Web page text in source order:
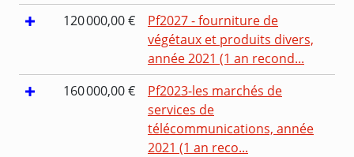
120 000,00 €
Pf2027 - fourniture de
végétaux et produits divers,
année 2021 (1 an recond...
160 000,00 €
Pf2023-les marchés de
services de
télécommunications, année
2021 (1 an reco...